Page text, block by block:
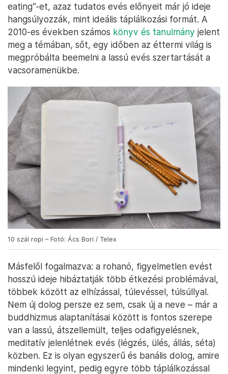
eating”-et, azaz tudatos evés előnyeit már jó ideje
hangsúlyozzák, mint ideális táplálkozási formát. A
2010-es években számos könyv és tanulmány jelent
meg a témában, sőt, egy időben az éttermi világ is
megpróbálta beemelni a lassú evés szertartását a
vacsoramenükbe.
10 szál ropi – Fotó: Ács Bori / Telex
Másfelől fogalmazva: a rohanó, figyelmetlen evést
hosszú ideje hibáztatják több étkezési problémával,
többek között az elhízással, túlevéssel, túlsúllyal.
Nem új dolog persze ez sem, csak új a neve – már a
buddhizmus alaptanításai között is fontos szerepe
van a lassú, átszellemült, teljes odafigyelésnek,
meditatív jelenlétnek evés (légzés, ülés, állás, séta)
közben. Ez is olyan egyszerű és banális dolog, amire
mindenki legyint, pedig egyre több táplálkozással